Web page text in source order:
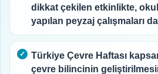
dikkat çekilen etkinlikte,
yapılan peyzaj çalışmaları
Türkiye Çevre Haftası
çevre bilincinin